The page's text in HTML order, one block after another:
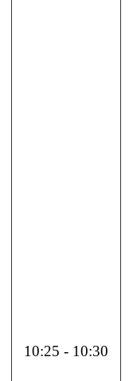
10:25 - 10:30